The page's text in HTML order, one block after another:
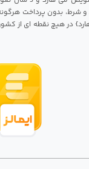
شرط، بدون پرداخت
در هیچ نقطه ای از